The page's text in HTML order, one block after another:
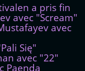
a pris fin
avec "Scream"
avec
Się"
avec "22"
Paenda